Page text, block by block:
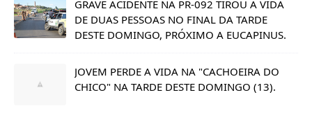
GRAVE ACIDENTE NA PR-092 TIROU A VIDA
DE DUAS PESSOAS NO FINAL DA TARDE
DESTE DOMINGO, PRÓXIMO A EUCAPINUS.
JOVEM PERDE A VIDA NA "CACHOEIRA DO
CHICO" NA TARDE DESTE DOMINGO (13).